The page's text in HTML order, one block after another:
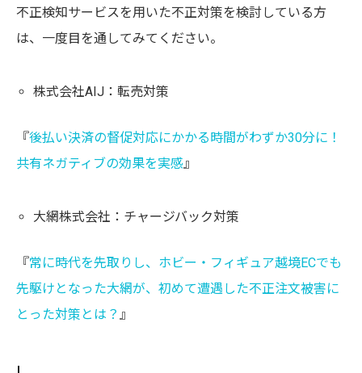
不正検知サービスを用いた不正対策を検討している方
は、一度目を通してみてください。
株式会社AIJ：転売対策
『後払い決済の督促対応にかかる時間がわずか30分に！
共有ネガティブの効果を実感』
大網株式会社：チャージバック対策
『常に時代を先取りし、ホビー・フィギュア越境ECでも
先駆けとなった大網が、初めて遭遇した不正注文被害に
とった対策とは？ 』